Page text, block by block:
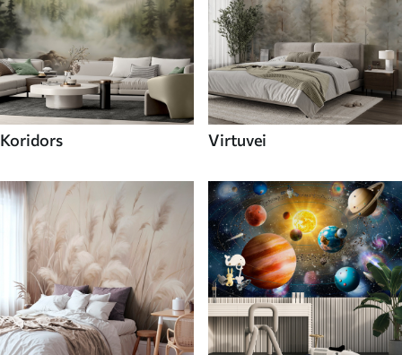
Koridors Virtuvei